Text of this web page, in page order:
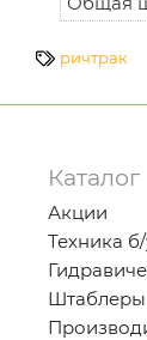
ричтрак
Каталог
Акции
Техника
Штаблеры